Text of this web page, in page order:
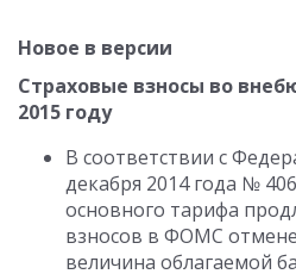
Новое в версии
Страховые взносы во
2015 году
В соответствии с
декабря 2014 года №
основного тарифа
взносов в ФОМС
величина облагаемой